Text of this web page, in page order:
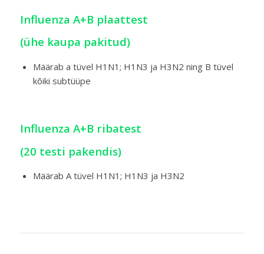
Influenza A+B plaattest
(ühe kaupa pakitud)
Määrab a tüvel H1N1; H1N3 ja H3N2 ning B tüvel
kõiki subtüüpe
Influenza A+B ribatest
(20 testi pakendis)
Määrab A tüvel H1N1; H1N3 ja H3N2